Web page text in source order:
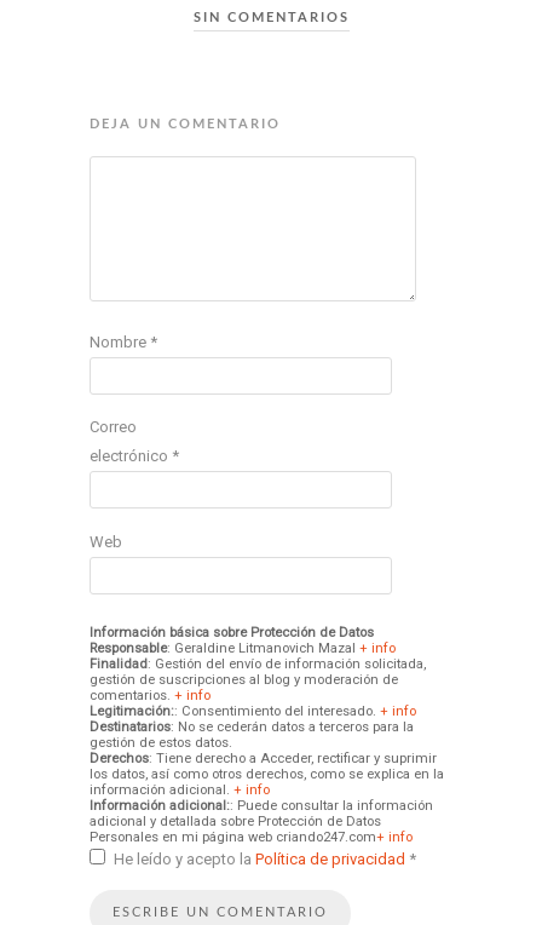
SIN COMENTARIOS
DEJA UN COMENTARIO
Nombre *
Correo
electrónico *
Web
Información básica sobre Protección de Datos
Responsable: Geraldine Litmanovich Mazal + info
Finalidad: Gestión del envío de información solicitada,
gestión de suscripciones al blog y moderación de
comentarios. + info
Legitimación:: Consentimiento del interesado. + info
Destinatarios: No se cederán datos a terceros para la
gestión de estos datos.
Derechos: Tiene derecho a Acceder, rectificar y suprimir
los datos, así como otros derechos, como se explica en la
información adicional. + info
Información adicional:: Puede consultar la información
adicional y detallada sobre Protección de Datos
Personales en mi página web criando247.com+ info
He leído y acepto la Política de privacidad *